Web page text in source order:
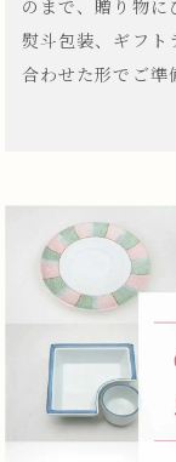
のまで、贈り物に
熨斗包装、ギフト
合わせた形でご準